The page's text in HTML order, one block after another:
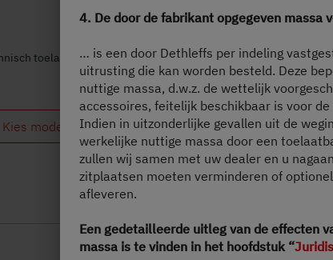
toelaatbare maximummassa
Kies model
Lengte
4. De door de fabrikant opgegeven
… is een door Dethleffs per indeling
uitrusting die kan worden besteld. Deze
nuttige massa, d.w.z. de wettelijk
accessoires, feitelijk beschikbaar is voor
Indien in uitzonderlijke gevallen uit de
werkelijke nuttige massa door een
zullen wij samen met uw dealer en u
zitplaatsen moeten verminderen of
afleveren.
Een gedetailleerde uitleg van de effecten
massa is te vinden in het hoofdstuk “